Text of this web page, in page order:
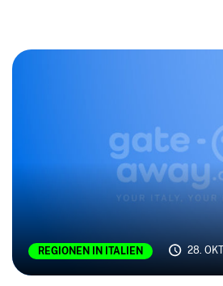
REGIONEN IN ITALIEN 28.